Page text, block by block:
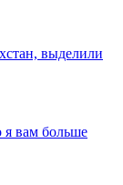
выделили
я вам больше